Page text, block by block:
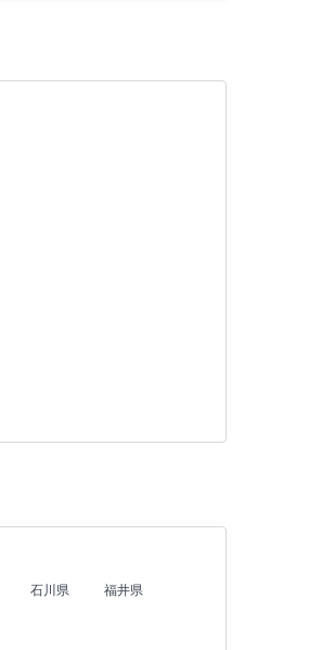
石川県 福井県